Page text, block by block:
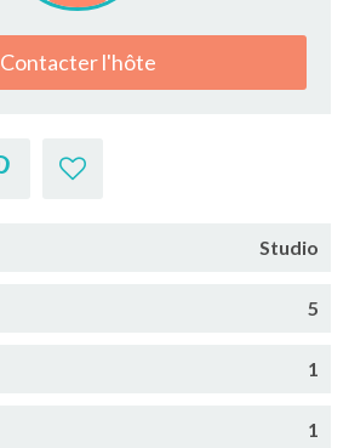
Contacter l'hôte
Studio
5
1
1